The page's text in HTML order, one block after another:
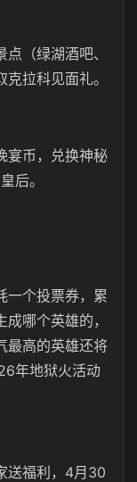
（绿湖酒吧、
拉科见面礼。
宴币，兑换神秘
后。
一个投票券，累
哪个英雄的，
最高的英雄还将
年地狱火活动
送福利，4月30